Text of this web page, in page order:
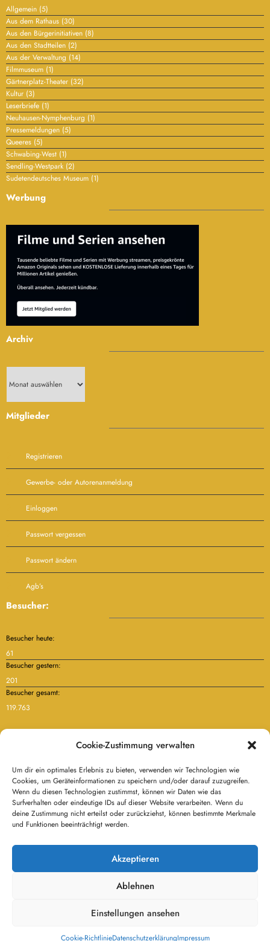
Cookie-Zustimmung verwalten
Um dir ein optimales Erlebnis zu bieten, verwenden wir Technologien wie
Cookies, um Geräteinformationen zu speichern und/oder darauf zuzugreifen.
Wenn du diesen Technologien zustimmst, können wir Daten wie das
Surfverhalten oder eindeutige IDs auf dieser Website verarbeiten. Wenn du
deine Zustimmung nicht erteilst oder zurückziehst, können bestimmte Merkmale
und Funktionen beeinträchtigt werden.
Akzeptieren
Ablehnen
Einstellungen ansehen
Cookie-RichtlinieDatenschutzerklärungImpressum
Allgemein (5)
Aus dem Rathaus(30)
Aus den Bürgerinitiativen(8)
Aus den Stadtteilen(2)
Aus der Verwaltung(14)
Filmmuseum(1)
Gärtnerplatz-Theater(32)
Kultur(3)
Leserbriefe(1)
Neuhausen-Nymphenburg(1)
Pressemeldungen(5)
Queeres(5)
Schwabing-West(1)
Sendling-Westpark(2)
Sudetendeutsches Museum(1)
Werbung
Archiv
Archiv
Mitglieder
Registrieren
Gewerbe- oder Autorenanmeldung
Einloggen
Passwort vergessen
Passwort ändern
Agb’s
Besucher:
Besucher heute:
61
Besucher gestern:
201
Besucher gesamt:
119.763
Haftungsausschluß
Cookie-Richtlinie (EU)